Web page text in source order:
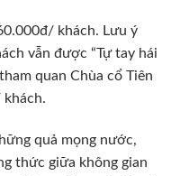
khách. Lưu ý
vẫn được “Tự tay hái
quan Chùa cổ Tiên
quả mọng nước,
thức giữa không gian